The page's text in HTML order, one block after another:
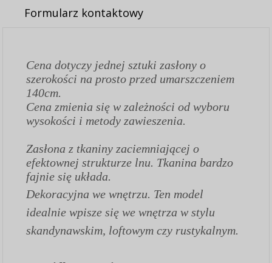
Formularz kontaktowy
Cena dotyczy jednej sztuki zasłony o
szerokości na prosto przed umarszczeniem
140cm.
Cena zmienia się w zależności od wyboru
wysokości i metody zawieszenia.
Zasłona z tkaniny zaciemniającej o
efektownej strukturze lnu. Tkanina bardzo
fajnie się układa.
Dekoracyjna we wnętrzu. Ten model
idealnie wpisze się we wnętrza w stylu
skandynawskim, loftowym czy rustykalnym.